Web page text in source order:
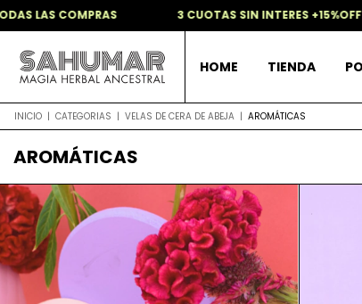
LAS COMPRAS 3 CUOTAS SIN INTERES +15%OFF
HOME TIENDA
INICIO | CATEGORIAS | VELAS DE CERA DE ABEJA | AROMÁTICAS
AROMÁTICAS